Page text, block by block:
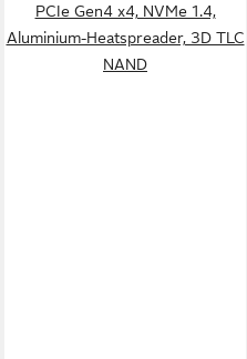
PCIe Gen4 x4, NVMe 1.4,
Aluminium-Heatspreader, 3D TLC
NAND